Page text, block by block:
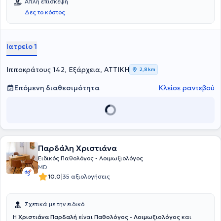
ανά περίπτωση.
(Δ.Ε.Β.Ε). Ακόμη, έχει πραγματοποιήσει μεταπτυχιακές σπουδές στη
Δημόσια Υγεία στη Εθνική Σχολή Δημόσιας Υγείας και εκπαίδευση
στην Επείγουσα Ιατρική από το Εθνικό Κέντρο Άμεσης Βοήθειας.
Δες το κόστος
Ιατρείο 1
Ιπποκράτους 142, Εξάρχεια, ΑΤΤΙΚΗ 2,8 km
Επόμενη διαθεσιμότητα Κλείσε ραντεβού
Παρδάλη Χριστιάνα
Ειδικός Παθολόγος - Λοιμωξιολόγος
MD
10.0|35 αξιολογήσεις
Σχετικά με την ειδικό
Η Χριστιάνα Παρδαλή είναι Παθολόγος - Λοιμωξιολόγος και